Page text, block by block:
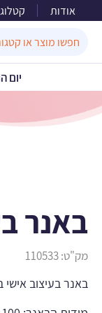
אודות
for:
יום
באנר
מק"ט:110533
באנר בעיצוב